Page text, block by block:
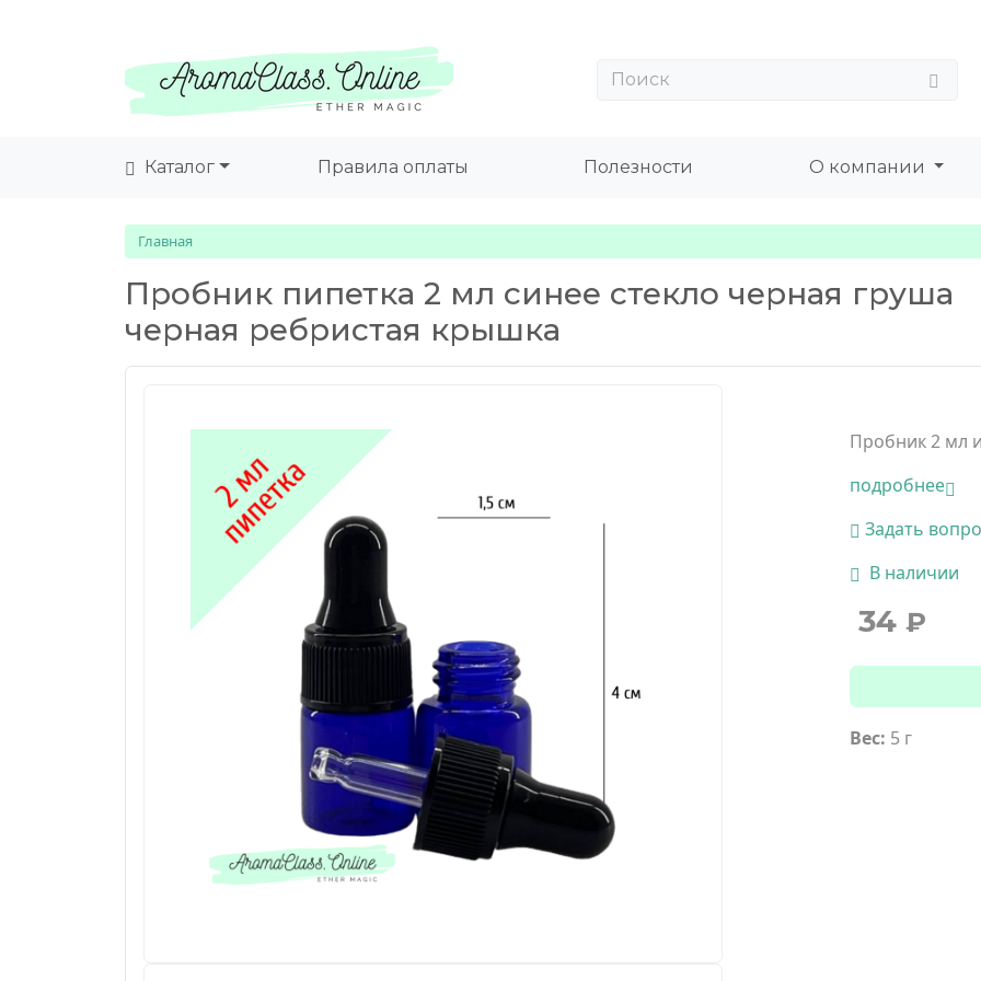
Каталог Правила оплаты Полезности О компании
Главная
Пробник пипетка 2 мл синее стекло черная груша
черная ребристая крышка
Пробник 2 мл
подробнее
Задать
В наличии
34 ₽
Вес: 5 г